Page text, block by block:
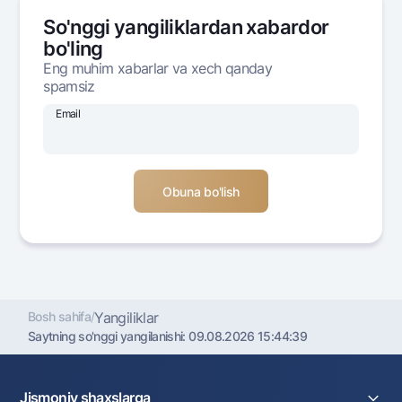
Ofis va bankomatlar
Shaxsiy ma'lumotlarni qayta ishlashga rozilik berish
Bizni ijtimoiy tarmoqlarda kuzatib boring
So'nggi yangiliklardan xabardor
bo'ling
Eng muhim xabarlar va xech qanday
spamsiz
Email
Bosh sahifa/Yangiliklar
Saytning so'nggi yangilanishi:09.08.2026 15:44:39
Jismoniy shaxslarga